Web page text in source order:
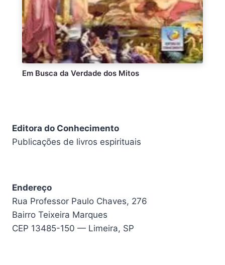
Em Busca da Verdade dos Mitos
Editora do Conhecimento
Publicações de livros espirituais
Endereço
Rua Professor Paulo Chaves, 276
Bairro Teixeira Marques
CEP 13485-150 — Limeira, SP